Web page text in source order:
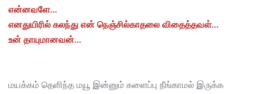
என்னவளே...
எனதுயிரில் கலந்து என் நெஞ்சில்காதலை விதைத்தவள்...
உன் தாயுமானவன்...
மயக்கம் தெளிந்த மயூ இன்னும் களைப்பு நீங்காமல் இருக்க